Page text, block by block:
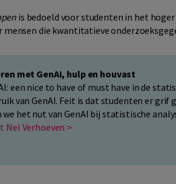
is bedoeld voor studenten in het
mensen die kwantitatieve
met GenAI, hulp en houvast
een nice to have of must have in de
van GenAI. Feit is dat studenten er grif
het nut van GenAI bij statistische
Nel Verhoeven >